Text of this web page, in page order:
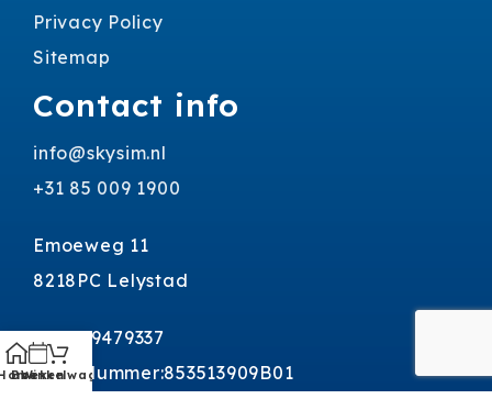
Privacy Policy
Sitemap
Contact info
info@skysim.nl
+31 85 009 1900
Emoeweg 11
8218PC Lelystad
KvK: 59479337
BTW Nummer:853513909B01
Boeken
Winkelwagen